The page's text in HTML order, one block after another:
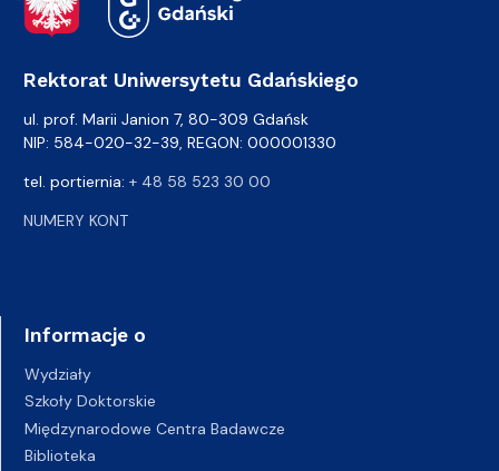
Rektorat Uniwersytetu Gdańskiego
ul. prof. Marii Janion 7, 80-309 Gdańsk
NIP: 584-020-32-39, REGON: 000001330
tel. portiernia: + 48 58 523 30 00
NUMERY KONT
Informacje o
Wydziały
Szkoły Doktorskie
Międzynarodowe Centra Badawcze
Biblioteka